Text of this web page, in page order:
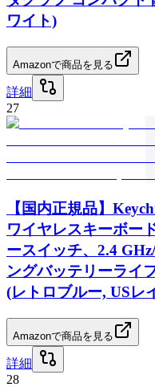
ワイト)
Amazonで商品を見る
詳細
27
【国内正規品】
ワイヤレスキーボー
ースイッチ、2.4
ングバッテリーライ
(レトロブルー, USレ
Amazonで商品を見る
詳細
28